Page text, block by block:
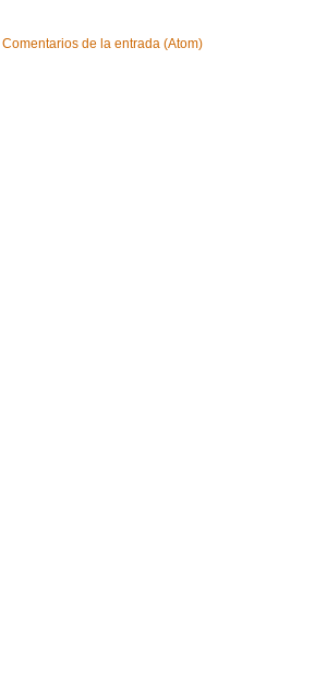
Comentarios de la entrada (Atom)